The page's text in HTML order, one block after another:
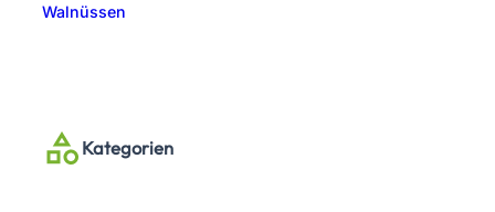
Walnüssen
Kategorien